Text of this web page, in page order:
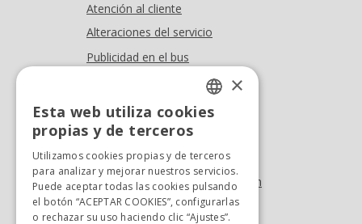
Atención al cliente
Alteraciones del servicio
Publicidad en el bus
Oficina At. al cliente
Tel. +34 976 900 085
Tel. +34 900 923 181
info.zaragoza@avanzagrupo.com
Sugerencias y reclamaciones
SPANISH
×
Esta web utiliza cookies
propias y de terceros
Utilizamos cookies propias y de terceros
para analizar y mejorar nuestros servicios.
Puede aceptar todas las cookies pulsando
el botón “ACEPTAR COOKIES”, configurarlas
o rechazar su uso haciendo clic “Ajustes”.